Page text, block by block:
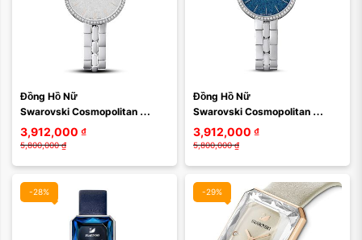
Đồng Hồ Nữ
Swarovski Cosmopolitan
Watch Swiss Made, Metal
Bracelet, Silver Tone, Stainless
3,912,000 ₫
5,800,000 ₫
Đồng Hồ Nữ
Swarovski Cosmopolitan
Watch Swiss Made, Metal
Bracelet, Blue, Stainless Steel
3,912,000 ₫
5,800,000 ₫
-28%
Màu mặt:
Xóa
-29%
Màu mặt:
Xóa